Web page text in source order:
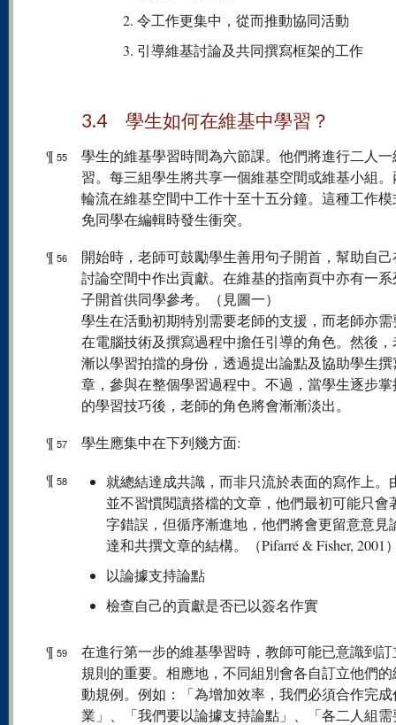
令工作更集中，從而推動協同活動
引導維基討論及共同撰寫框架的工作
3.4 學生如何在維基中學習？
¶ 55
學生的維基學習時間為六節課。他們將進行二人
習。每三組學生將共享一個維基空間或維基小組
輪流在維基空間中工作十至十五分鐘。這種工作
免同學在編輯時發生衝突。
¶ 56
開始時，老師可鼓勵學生善用句子開首，幫助自
討論空間中作出貢獻。在維基的指南頁中亦有一
子開首供同學參考。（見圖一）
學生在活動初期特別需要老師的支援，而老師亦
在電腦技術及撰寫過程中擔任引導的角色。然後
漸以學習拍擋的身份，透過提出論點及協助學生撰
章，參與在整個學習過程中。不過，當學生逐步
的學習技巧後，老師的角色將會漸漸淡出。
¶ 57
學生應集中在下列幾方面:
¶ 58
就總結達成共識，而非只流於表面的寫作上。
並不習慣閱讀搭檔的文章，他們最初可能只會
字錯誤，但循序漸進地，他們將會更留意意見
達和共撰文章的結構。（Pifarré & Fisher, 2001
以論據支持論點
檢查自己的貢獻是否已以簽名作實
¶ 59
在進行第一步的維基學習時，教師可能已意識到
規則的重要。相應地，不同組別會各自訂立他們
動規例。例如：「為增加效率，我們必須合作完成
業」、「我們要以論據支持論點」、「各二人組